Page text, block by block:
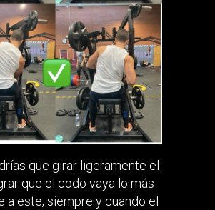
que girar ligeramente el
que el codo vaya lo más
a este, siempre y cuando el